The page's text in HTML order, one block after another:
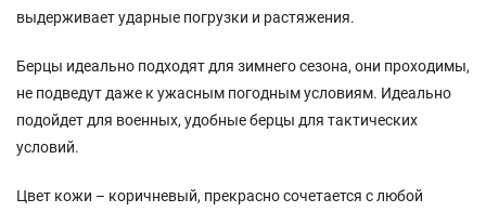
выдерживает ударные погрузки и растяжения.
Берцы идеально подходят для зимнего сезона, они проходимы,
не подведут даже к ужасным погодным условиям. Идеально
подойдет для военных, удобные берцы для тактических
условий.
Цвет кожи – коричневый, прекрасно сочетается с любой